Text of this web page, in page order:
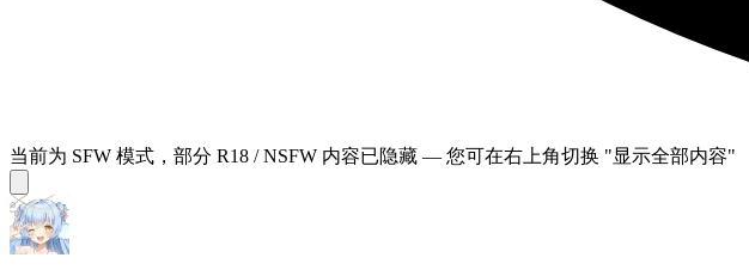
当前为 SFW 模式，部分 R18 / NSFW 内容已隐藏 — 您可在右上角切换 "显示全部内容"